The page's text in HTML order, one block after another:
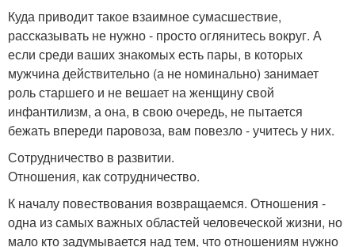
Куда приводит такое взаимное сумасшествие,
рассказывать не нужно - просто оглянитесь вокруг. А
если среди ваших знакомых есть пары, в которых
мужчина действительно (а не номинально) занимает
роль старшего и не вешает на женщину свой
инфантилизм, а она, в свою очередь, не пытается
бежать впереди паровоза, вам повезло - учитесь у них.
Сотрудничество в развитии.
Отношения, как сотрудничество.
К началу повествования возвращаемся. Отношения -
одна из самых важных областей человеческой жизни, но
мало кто задумывается над тем, что отношениям нужно